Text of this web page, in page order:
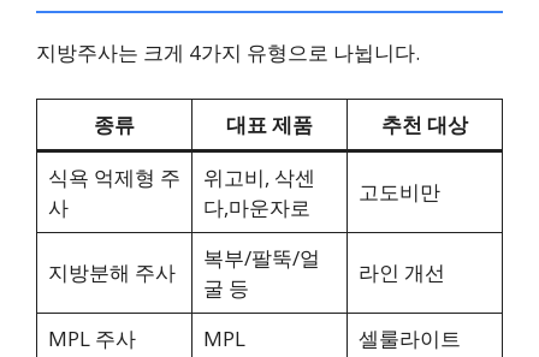
지방주사는 크게 4가지 유형으로 나뉩니다.
종류 대표 제품
추천 대상
식욕 억제형 주
사
위고비, 삭센
다,마운자로
고도비만
지방분해 주사
복부/팔뚝/얼
굴 등
라인 개선
MPL 주사 MPL
셀룰라이트